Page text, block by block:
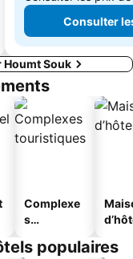
Consulter
Souk
Complexe
s
s
populaires